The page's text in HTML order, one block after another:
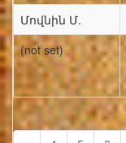
Մովնին Մ.
(not set)